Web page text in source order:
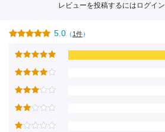
レビューを投稿するには ログイン
5.0 （1件）